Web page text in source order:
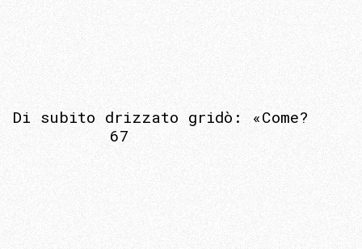
Di subito drizzato gridò: «Come?
67